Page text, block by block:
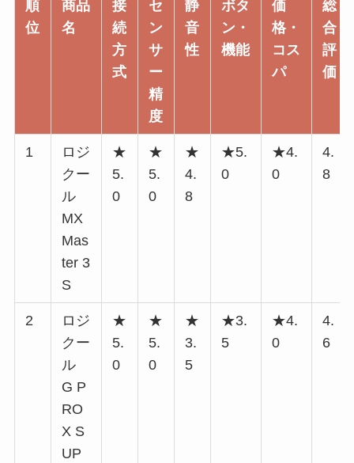
順
位
商品
名
接
続
方
式
セ
ン
サ
ー
精
度
静
音
性
ボタ
ン・
機能
価
格・
コス
パ
総
合
評
価
1
ロジ
クー
ル
MX
Mas
ter 3
S
★
5.
0
★
5.
0
★
4.
8
★5.
0
★4.
0
4.
8
2
ロジ
クー
ル
G P
RO
X S
UP
★
5.
0
★
5.
0
★
3.
5
★3.
5
★4.
0
4.
6